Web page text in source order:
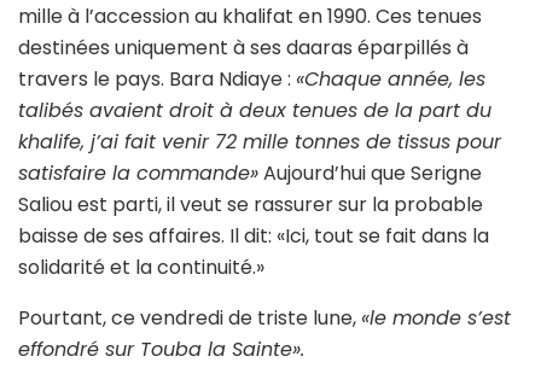
mille à l’accession au khalifat en 1990. Ces tenues
destinées uniquement à ses daaras éparpillés à
travers le pays. Bara Ndiaye : «Chaque année, les
talibés avaient droit à deux tenues de la part du
khalife, j’ai fait venir 72 mille tonnes de tissus pour
satisfaire la commande»Aujourd’hui que Serigne
Saliou est parti, il veut se rassurer sur la probable
baisse de ses affaires. Il dit: «Ici, tout se fait dans la
solidarité et la continuité.»
Pourtant, ce vendredi de triste lune, «le monde s’est
effondré sur Touba la Sainte».